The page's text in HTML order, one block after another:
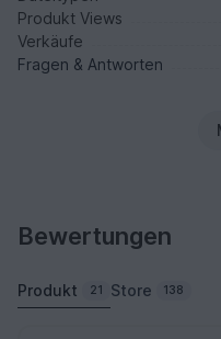
Produkt Views
Verkäufe
Fragen & Antworten
Bewertungen
Produkt 21 Store 138